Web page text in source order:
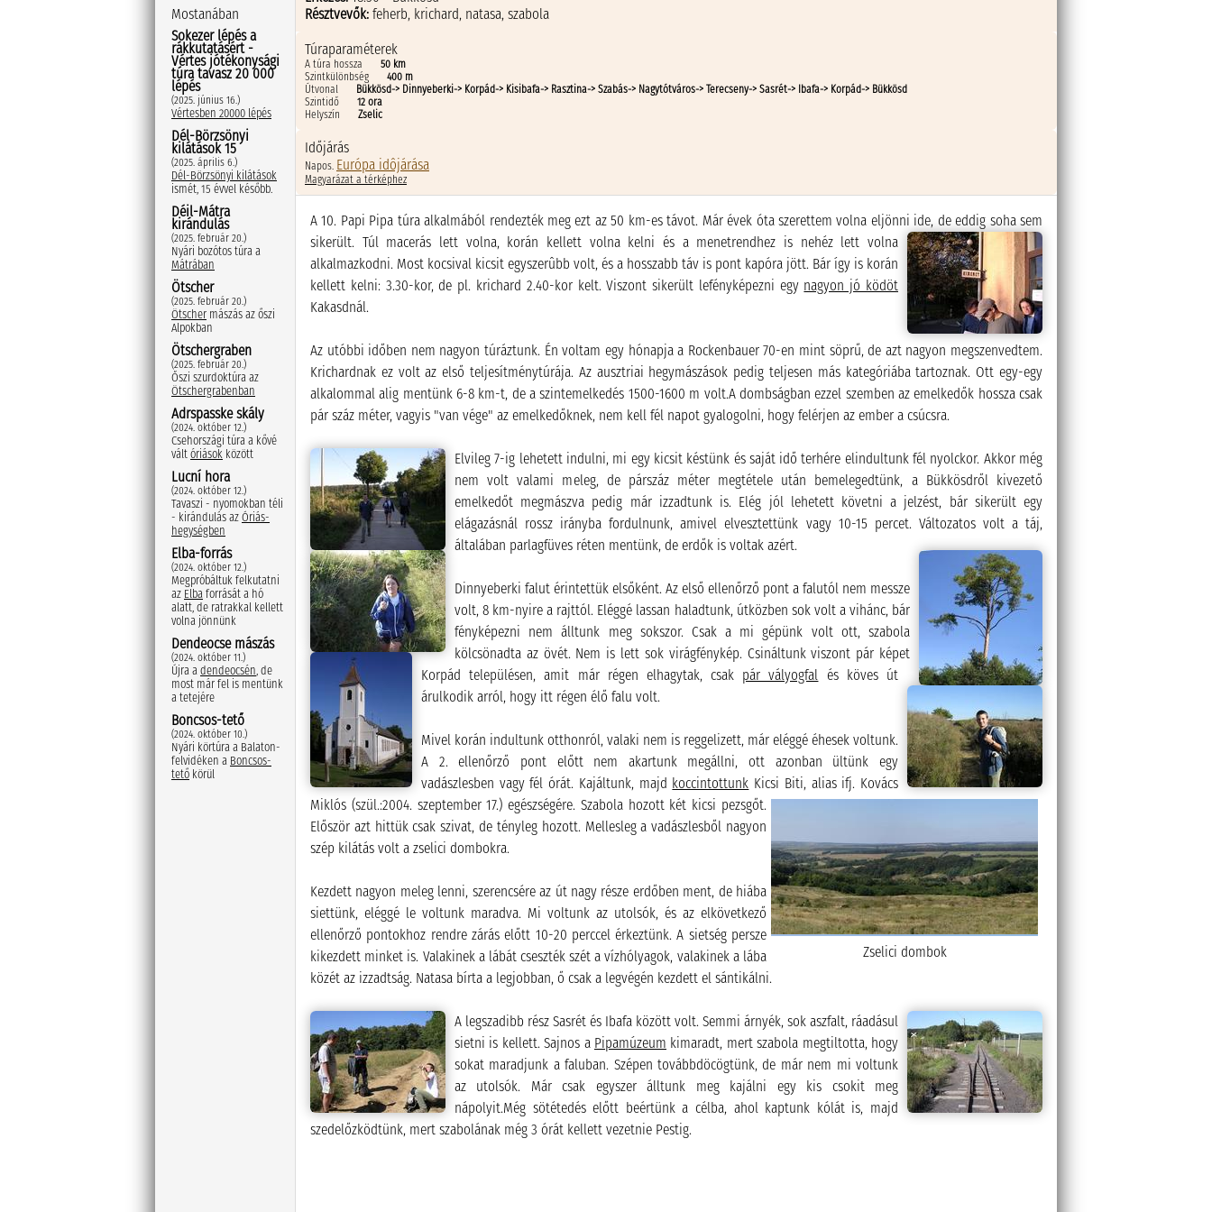
Mostanában
Sokezer lépés a
rákkutatásért -
Vértes jótékonysági
túra tavasz 20 000
lépés
(2025. június 16.)
Vértesben 20000 lépés
Dél-Börzsönyi
kilátások 15
(2025. április 6.)
Dél-Börzsönyi kilátások
ismét, 15 évvel később.
Déil-Mátra
kirándulás
(2025. február 20.)
Nyári bozótos túra a
Mátrában
Ötscher
(2025. február 20.)
Ötscher mászás az őszi
Alpokban
Ötschergraben
(2025. február 20.)
Őszi szurdoktúra az
Ötschergrabenban
Adrspasske skály
(2024. október 12.)
Csehországi túra a kővé
vált óriások között
Lucní hora
(2024. október 12.)
Tavaszi - nyomokban téli
- kirándulás az Óriás-
hegységben
Elba-forrás
(2024. október 12.)
Megpróbáltuk felkutatni
az Elba forrását a hó
alatt, de ratrakkal kellett
volna jönnünk
Dendeocse mászás
(2024. október 11.)
Újra a dendeocsén, de
most már fel is mentünk
a tetejére
Boncsos-tető
(2024. október 10.)
Nyári körtúra a Balaton-
felvidéken a Boncsos-
tető körül
Résztvevők: feherb, krichard, natasa, szabola
Túraparaméterek
A túra hossza
50 km
Szintkülönbség
400 m
Útvonal
Bükkösd-> Dinnyeberki-> Korpád-> Kisibafa-> Rasztina-> Szabás-> Nagytótváros-> Terecseny-> Sasrét-> Ibafa-> Korpád-> Bükkösd
Szintidő
12 ora
Helyszín
Zselic
Időjárás
Napos. Európa idôjárása
Magyarázat a térképhez
A 10. Papi Pipa túra alkalmából rendezték meg ezt az 50 km-es távot. Már évek óta szerettem volna eljönni ide, de eddig soha sem
sikerült. Túl macerás lett volna, korán kellett volna kelni és a menetrendhez is nehéz lett volna
alkalmazkodni. Most kocsival kicsit egyszerûbb volt, és a hosszabb táv is pont kapóra jött. Bár így is korán
kellett kelni: 3.30-kor, de pl. krichard 2.40-kor kelt. Viszont sikerült lefényképezni egy nagyon jó ködöt
Kakasdnál.
Az utóbbi időben nem nagyon túráztunk. Én voltam egy hónapja a Rockenbauer 70-en mint söprű, de azt nagyon megszenvedtem.
Krichardnak ez volt az első teljesítménytúrája. Az ausztriai hegymászások pedig teljesen más kategóriába tartoznak. Ott egy-egy
alkalommal alig mentünk 6-8 km-t, de a szintemelkedés 1500-1600 m volt.A dombságban ezzel szemben az emelkedők hossza csak
pár száz méter, vagyis "van vége" az emelkedőknek, nem kell fél napot gyalogolni, hogy felérjen az ember a csúcsra.
Elvileg 7-ig lehetett indulni, mi egy kicsit késtünk és saját idő terhére elindultunk fél nyolckor. Akkor még
nem volt valami meleg, de párszáz méter megtétele után bemelegedtünk, a Bükkösdről kivezető
emelkedőt megmászva pedig már izzadtunk is. Elég jól lehetett követni a jelzést, bár sikerült egy
elágazásnál rossz irányba fordulnunk, amivel elvesztettünk vagy 10-15 percet. Változatos volt a táj,
általában parlagfüves réten mentünk, de erdők is voltak azért.
Dinnyeberki falut érintettük elsőként. Az első ellenőrző pont a falutól nem messze
volt, 8 km-nyire a rajttól. Eléggé lassan haladtunk, útközben sok volt a vihánc, bár
fényképezni nem álltunk meg sokszor. Csak a mi gépünk volt ott, szabola
kölcsönadta az övét. Nem is lett sok virágfénykép. Csináltunk viszont pár képet
Korpád településen, amit már régen elhagytak, csak pár vályogfal és köves út
árulkodik arról, hogy itt régen élő falu volt.
Mivel korán indultunk otthonról, valaki nem is reggelizett, már eléggé éhesek voltunk.
A 2. ellenőrző pont előtt nem akartunk megállni, ott azonban ültünk egy
vadászlesben vagy fél órát.
Zselici dombok
Kajáltunk, majd koccintottunk Kicsi Biti, alias ifj. Kovács
Miklós (szül.:2004. szeptember 17.) egészségére. Szabola hozott két kicsi pezsgőt.
Először azt hittük csak szivat, de tényleg hozott. Mellesleg a vadászlesből nagyon
szép kilátás volt a zselici dombokra.
Kezdett nagyon meleg lenni, szerencsére az út nagy része erdőben ment, de hiába
siettünk, eléggé le voltunk maradva. Mi voltunk az utolsók, és az elkövetkező
ellenőrző pontokhoz rendre zárás előtt 10-20 perccel érkeztünk. A sietség persze
kikezdett minket is. Valakinek a lábát cseszték szét a vízhólyagok, valakinek a lába
közét az izzadtság. Natasa bírta a legjobban, ő csak a legvégén kezdett el sántikálni.
A legszadibb rész Sasrét és Ibafa között volt. Semmi árnyék, sok aszfalt, ráadásul
sietni is kellett. Sajnos a Pipamúzeum kimaradt, mert szabola megtiltotta, hogy
sokat maradjunk a faluban. Szépen továbbdöcögtünk, de már nem mi voltunk
az utolsók. Már csak egyszer álltunk meg kajálni egy kis csokit meg
nápolyit.Még sötétedés előtt beértünk a célba, ahol kaptunk kólát is, majd
szedelőzködtünk, mert szabolának még 3 órát kellett vezetnie Pestig.